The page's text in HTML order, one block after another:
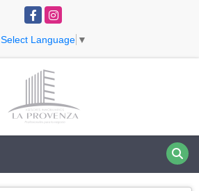
FacebookInstagram
Select Language ▼